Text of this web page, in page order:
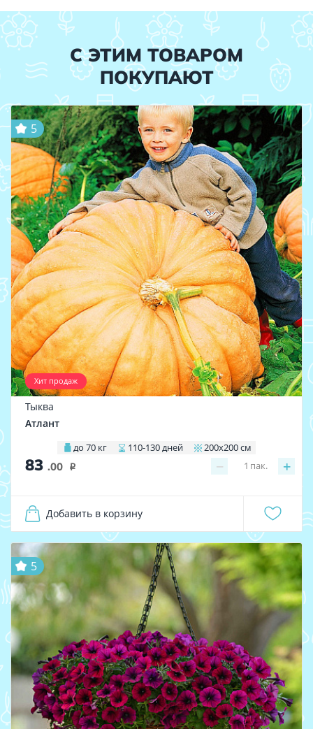
С ЭТИМ ТОВАРОМ
ПОКУПАЮТ
Хит продаж
5
Тыква
Атлант
до 70 кг 110-130 дней 200х200 см
83 .00 i − +
1 пак.
Добавить в корзину
5